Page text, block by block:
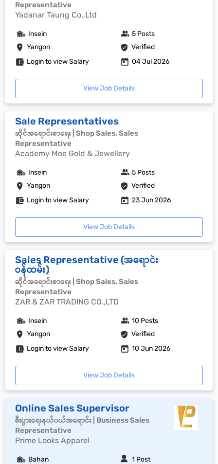
Representative
Yadanar Taung Co.,Ltd
Yangon Verified
Insein 5 Posts
Login to view Salary 04 Jul 2026
View Job Details
Sale Representatives
ဆိုင်အရောင်းစာရေး | Shop Sales, Sales
Representative
Academy Moe Gold & Jewellery
Yangon Verified
Insein 5 Posts
Login to view Salary 23 Jun 2026
View Job Details
Sales Representative (အရောင်း
ဝန်ထမ်း)
ဆိုင်အရောင်းစာရေး | Shop Sales, Sales
Representative
ZAR & ZAR TRADING CO.,LTD
Yangon Verified
Insein 10 Posts
Login to view Salary 10 Jun 2026
View Job Details
Online Sales Supervisor
စီးပွားရေးနယ်ပယ်အရောင်း | Business Sales
Representative
Prime Looks Apparel
Bahan 1 Post